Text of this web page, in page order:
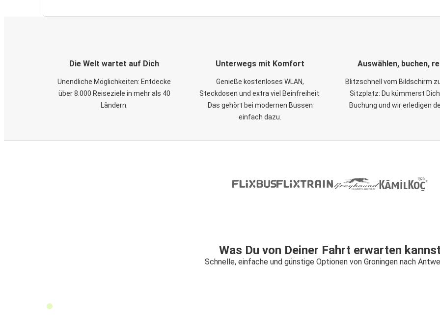
Die Welt wartet auf Dich
Unendliche Möglichkeiten: Entdecke
über 8.000 Reiseziele in mehr als 40
Ländern.
Unterwegs mit Komfort
Genieße kostenloses WLAN,
Steckdosen und extra viel Beinfreiheit.
Das gehört bei modernen Bussen
einfach dazu.
Auswählen, buchen,
Blitzschnell vom Bildschirm
Sitzplatz: Du kümmerst
Buchung und wir erledigen
Was Du von Deiner Fahrt erwarten kannst
Schnelle, einfache und günstige Optionen von Groningen nach